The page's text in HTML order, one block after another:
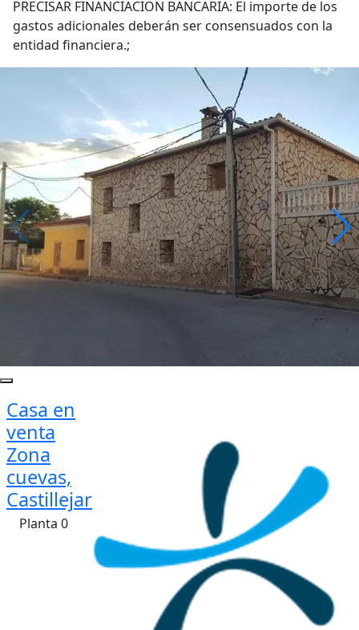
PRECISAR FINANCIACION BANCARIA: El importe de los
gastos adicionales deberán ser consensuados con la
entidad financiera.;
Casa en
venta
Zona
cuevas,
Castillejar
Planta 0